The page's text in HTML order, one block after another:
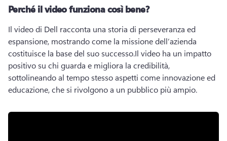
Perché il video funziona così bene?
Il video di Dell racconta una storia di perseveranza ed
espansione, mostrando come la missione dell’azienda
costituisce la base del suo successo.Il video ha un impatto
positivo su chi guarda e migliora la credibilità,
sottolineando al tempo stesso aspetti come innovazione ed
educazione, che si rivolgono a un pubblico più ampio.